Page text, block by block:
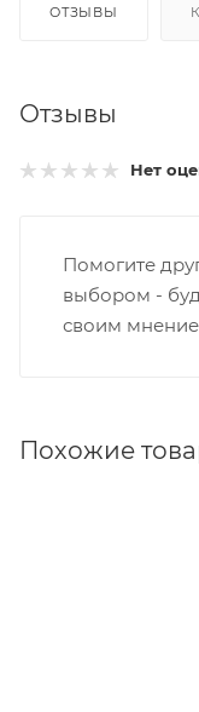
ОТЗЫВЫ
Отзывы
Нет
Помогите
выбором -
своим
Похожие